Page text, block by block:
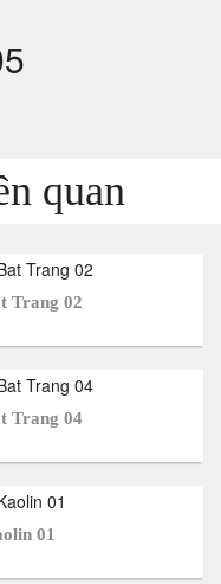
quan
Trang 02
Trang 04
01